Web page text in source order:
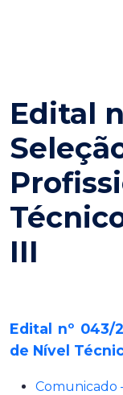
Edital
III
Edital nº 043/
de Nível
Comunicado